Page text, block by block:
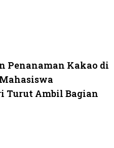
Penanaman Kakao di
Turut Ambil Bagian